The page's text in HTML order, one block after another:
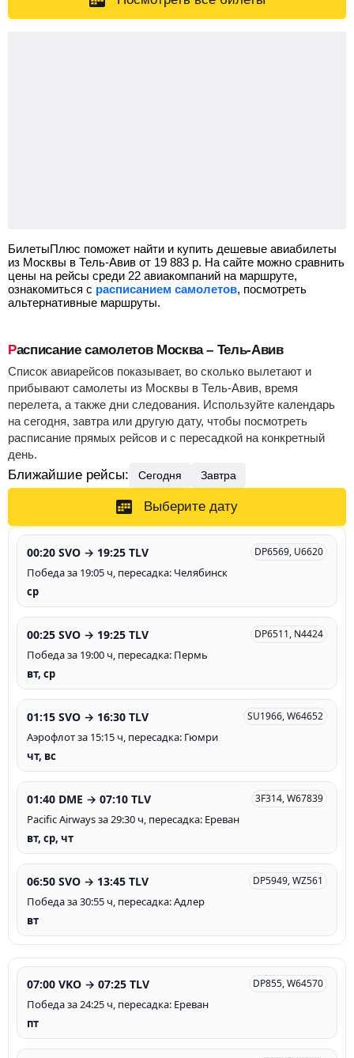
БилетыПлюс поможет найти и купить дешевые авиабилеты
из Москвы в Тель-Авив от 19 883 р. На сайте можно сравнить
цены на рейсы среди 22 авиакомпаний на маршруте,
ознакомиться с расписанием самолетов, посмотреть
альтернативные маршруты.
Расписание самолетов Москва – Тель-Авив
Список авиарейсов показывает, во сколько вылетают и
прибывают самолеты из Москвы в Тель-Авив, время
перелета, а также дни следования. Используйте календарь
на сегодня, завтра или другую дату, чтобы посмотреть
расписание прямых рейсов и с пересадкой на конкретный
день.
Ближайшие рейсы: Сегодня Завтра
Выберите дату
00:20 SVO → 19:25 TLV DP6569, U6620
Победа за 19:05 ч, пересадка: Челябинск
ср
00:25 SVO → 19:25 TLV DP6511, N4424
Победа за 19:00 ч, пересадка: Пермь
вт, ср
01:15 SVO → 16:30 TLV SU1966, W64652
Аэрофлот за 15:15 ч, пересадка: Гюмри
чт, вс
01:40 DME → 07:10 TLV 3F314, W67839
Pacific Airways за 29:30 ч, пересадка: Ереван
вт, ср, чт
06:50 SVO → 13:45 TLV DP5949, WZ561
Победа за 30:55 ч, пересадка: Адлер
вт
07:00 VKO → 07:25 TLV DP855, W64570
Победа за 24:25 ч, пересадка: Ереван
пт